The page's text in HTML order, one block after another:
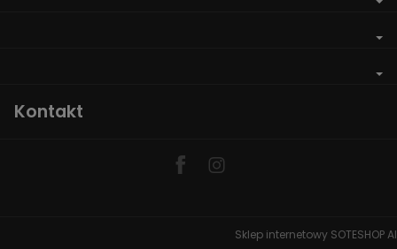
Kontakt
Sklep internetowy SOTESHOP AI